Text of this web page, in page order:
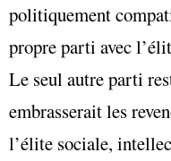
politiquement
propre parti avec
Le seul autre parti
embrasserait les
l’élite sociale,